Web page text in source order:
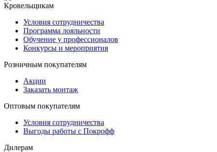
Кровельщикам
Условия сотрудничества
Программа лояльности
Обучение у профессионалов
Конкурсы и мероприятия
Розничным покупателям
Акции
Заказать монтаж
Оптовым покупателям
Условия сотрудничества
Выгоды работы с Покрофф
Дилерам